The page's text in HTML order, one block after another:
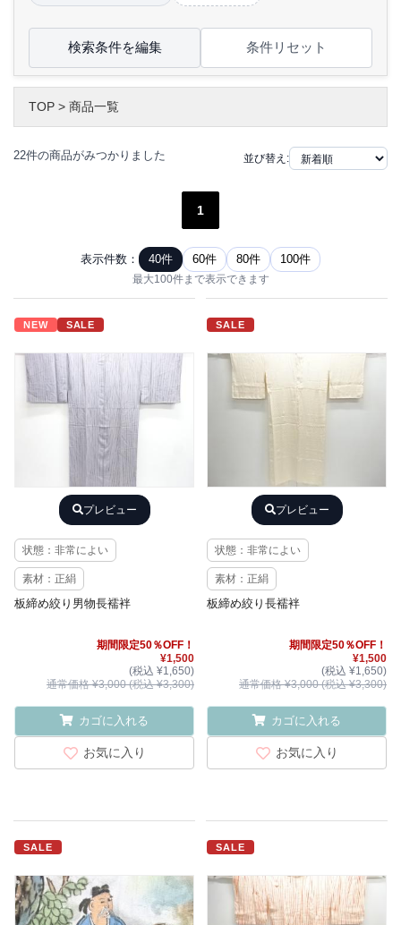
検索条件を編集 条件リセット
TOP > 商品一覧
22件の商品がみつかりました 並び替え:
1
表示件数： 40件 60件 80件 100件
最大100件まで表示できます
NEW SALE
プレビュー
状態：非常によい
素材：正絹
板締め絞り男物長襦袢
期間限定50％OFF！
¥1,500
(税込 ¥1,650)
通常価格 ¥3,000 (税込 ¥3,300)
カゴに入れる
お気に入り
SALE
プレビュー
状態：非常によい
素材：正絹
板締め絞り長襦袢
期間限定50％OFF！
¥1,500
(税込 ¥1,650)
通常価格 ¥3,000 (税込 ¥3,300)
カゴに入れる
お気に入り
SALE SALE